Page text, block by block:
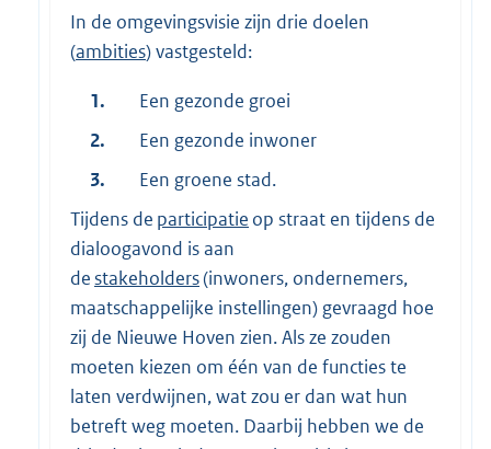
In de omgevingsvisie zijn drie doelen
(ambities) vastgesteld:
1.
Een gezonde groei
2.
Een gezonde inwoner
3.
Een groene stad.
Tijdens de participatie op straat en tijdens de
dialoogavond is aan
destakeholders(inwoners, ondernemers,
maatschappelijke instellingen) gevraagd hoe
zij de Nieuwe Hoven zien. Als ze zouden
moeten kiezen om één van de functies te
laten verdwijnen, wat zou er dan wat hun
betreft weg moeten. Daarbij hebben we de